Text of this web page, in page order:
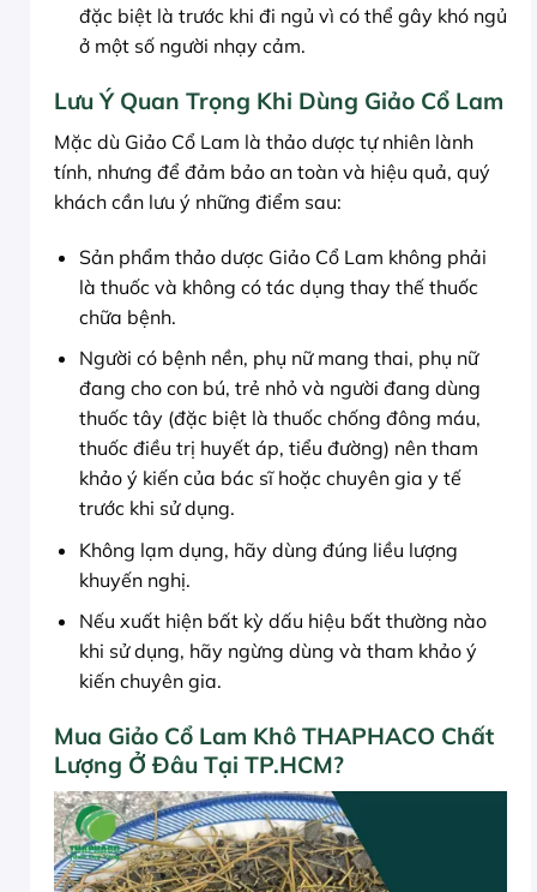
đặc biệt là trước khi đi ngủ vì có thể gây khó ngủ
ở một số người nhạy cảm.
Lưu Ý Quan Trọng Khi Dùng Giảo Cổ Lam
Mặc dù Giảo Cổ Lam là thảo dược tự nhiên lành
tính, nhưng để đảm bảo an toàn và hiệu quả, quý
khách cần lưu ý những điểm sau:
Sản phẩm thảo dược Giảo Cổ Lam không phải
là thuốc và không có tác dụng thay thế thuốc
chữa bệnh.
Người có bệnh nền, phụ nữ mang thai, phụ nữ
đang cho con bú, trẻ nhỏ và người đang dùng
thuốc tây (đặc biệt là thuốc chống đông máu,
thuốc điều trị huyết áp, tiểu đường) nên tham
khảo ý kiến của bác sĩ hoặc chuyên gia y tế
trước khi sử dụng.
Không lạm dụng, hãy dùng đúng liều lượng
khuyến nghị.
Nếu xuất hiện bất kỳ dấu hiệu bất thường nào
khi sử dụng, hãy ngừng dùng và tham khảo ý
kiến chuyên gia.
Mua Giảo Cổ Lam Khô THAPHACO Chất
Lượng Ở Đâu Tại TP.HCM?